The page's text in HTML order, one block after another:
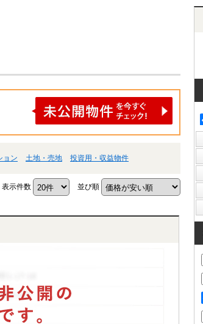
ョン 土地・売地 投資用・収益物件
表示件数 並び順